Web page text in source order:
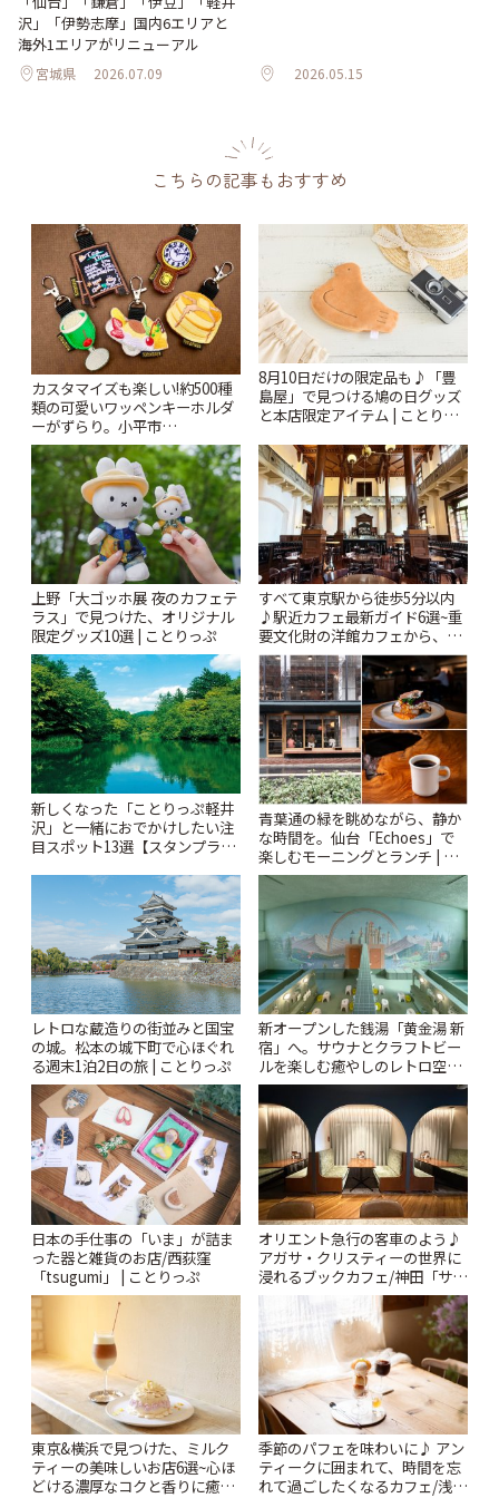
沢」「伊勢志摩」国内6エリアと
海外1エリアがリニューアル
宮城県 2026.07.09 2026.05.15
こちらの記事もおすすめ
カスタマイズも楽しい!約500種
類の可愛いワッペンキーホルダ
ーがずらり。小平市
「Kimamaya T&K」 | ことりっ
ぷ
8月10日だけの限定品も♪「豊
島屋」で見つける鳩の日グッズ
と本店限定アイテム | ことりっ
上野「大ゴッホ展 夜のカフェテ
ラス」で見つけた、オリジナル
限定グッズ10選 | ことりっぷ
すべて東京駅から徒歩5分以内
♪駅近カフェ最新ガイド6選~重
要文化財の洋館カフェから、改
札すぐのレトロ喫茶まで~ | こと
りっぷ
新しくなった「ことりっぷ軽井
沢」と一緒におでかけしたい注
目スポット13選【スタンプラリ
青葉通の緑を眺めながら、静か
な時間を。仙台「Echoes」で
楽しむモーニングとランチ | こ
とりっぷ
レトロな蔵造りの街並みと国宝
の城。松本の城下町で心ほぐれ
る週末1泊2日の旅 | ことりっぷ
新オープンした銭湯「黄金湯 新
宿」へ。サウナとクラフトビー
ルを楽しむ癒やしのレトロ空間
| ことりっぷ
日本の手仕事の「いま」が詰ま
った器と雑貨のお店/西荻窪
「tsugumi」 | ことりっぷ
オリエント急行の客車のよう♪
アガサ・クリスティーの世界に
浸れるブックカフェ/神田「サロ
ンクリスティ」 | ことりっぷ
東京&横浜で見つけた、ミルク
ティーの美味しいお店6選~心ほ
どける濃厚なコクと香りに癒や
季節のパフェを味わいに♪ アン
ティークに囲まれて、時間を忘
れて過ごしたくなるカフェ/浅草